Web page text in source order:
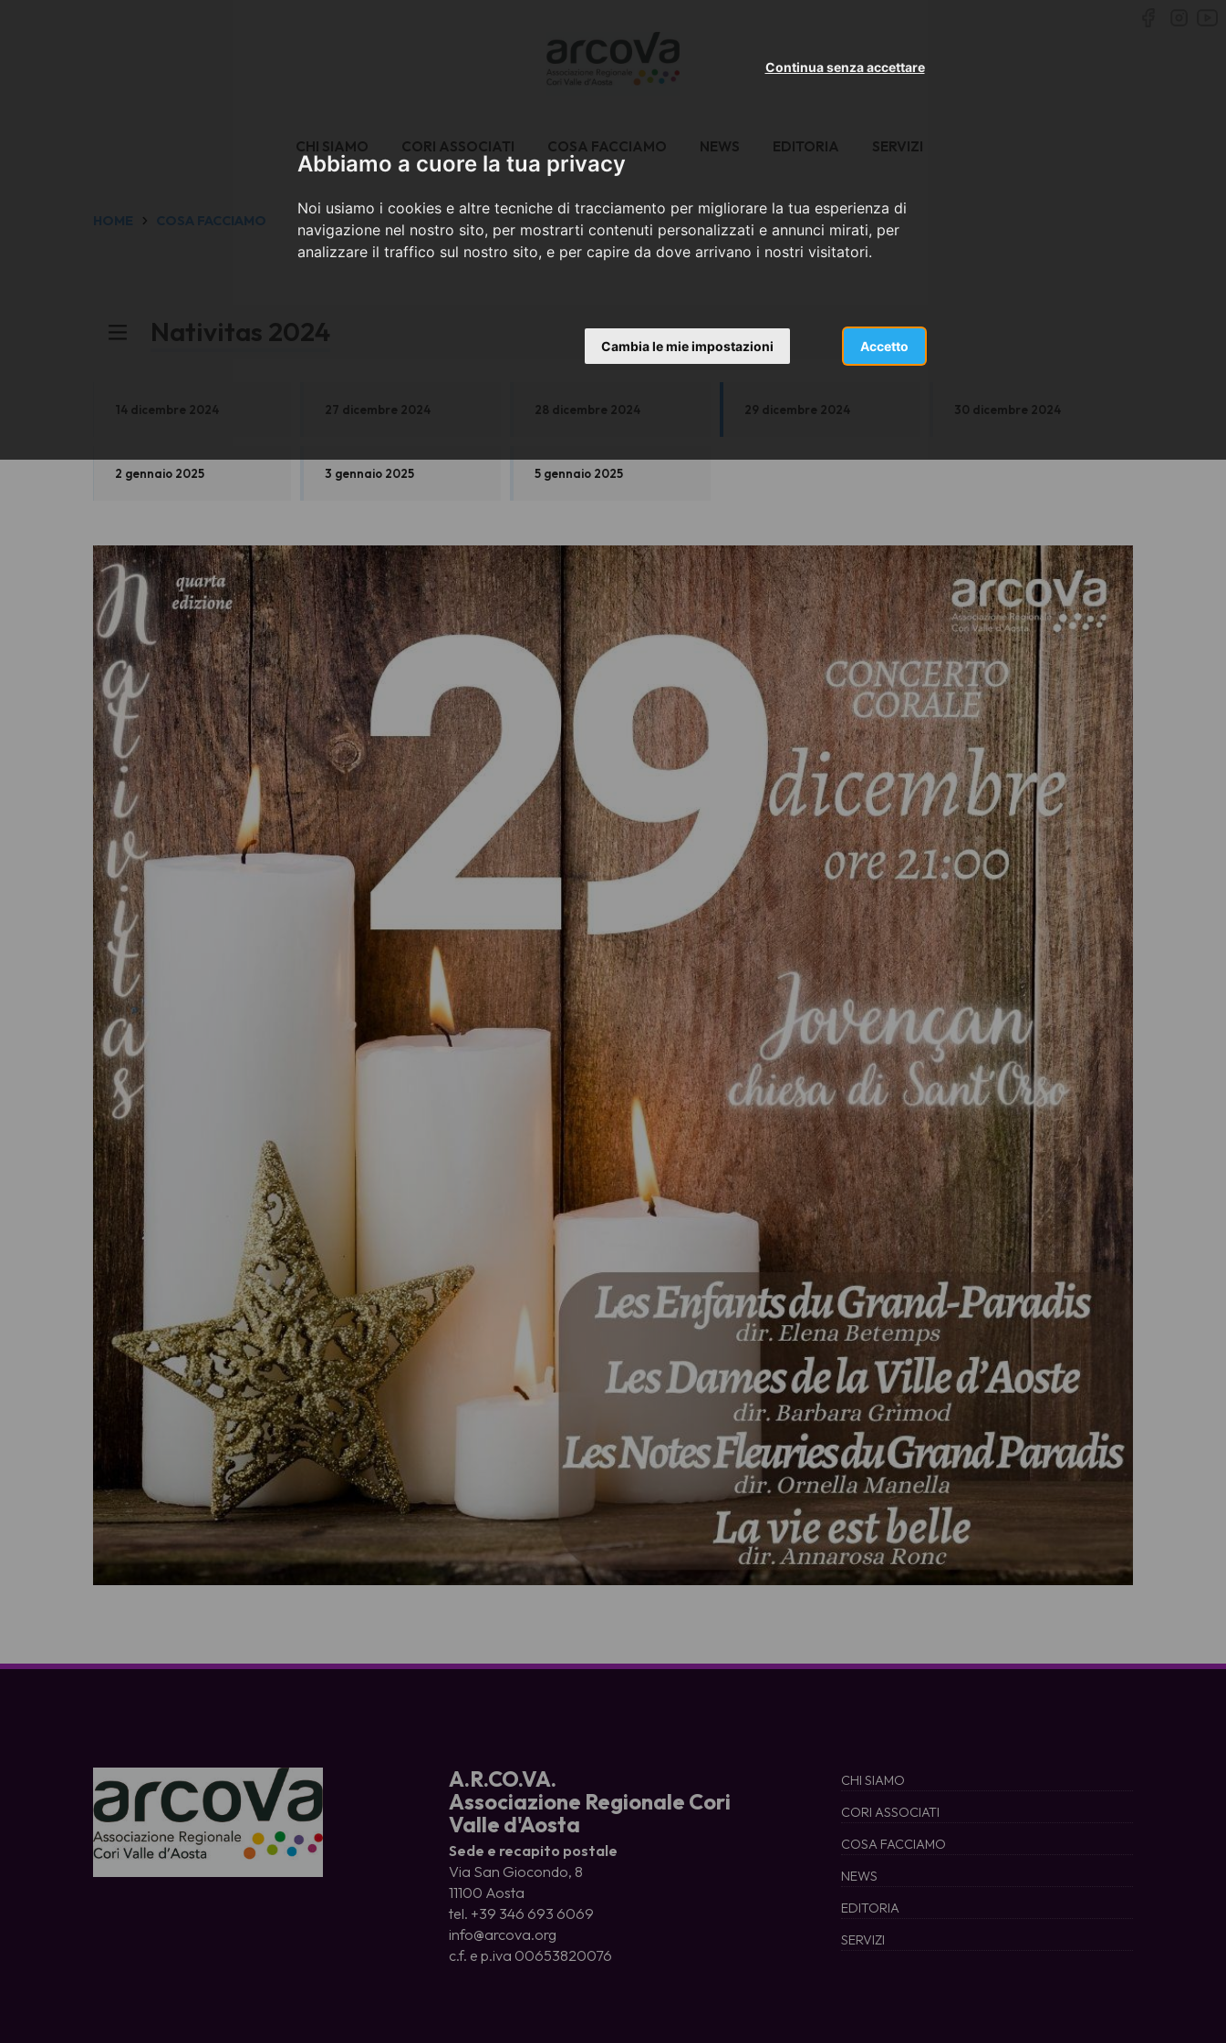
Abbiamo a cuore la tua privacy
Noi usiamo i cookies e altre tecniche di tracciamento per migliorare la tua esperienza di
navigazione nel nostro sito, per mostrarti contenuti personalizzati e annunci mirati, per
analizzare il traffico sul nostro sito, e per capire da dove arrivano i nostri visitatori.
Accetto
Continua senza accettare
Cambia le mie impostazioni
CHI SIAMO CORI ASSOCIATI COSA FACCIAMO NEWS EDITORIA SERVIZI
HOME COSA FACCIAMO
Nativitas 2024
14 dicembre 2024 27 dicembre 2024 28 dicembre 2024 29 dicembre 2024 30 dicembre 2024
2 gennaio 2025 3 gennaio 2025 5 gennaio 2025
A.R.CO.VA.
Associazione Regionale Cori
Valle d'Aosta
Sede e recapito postale
Via San Giocondo, 8
11100 Aosta
tel. +39 346 693 6069
info@arcova.org
c.f. e p.iva 00653820076
CHI SIAMO
CORI ASSOCIATI
COSA FACCIAMO
NEWS
EDITORIA
SERVIZI